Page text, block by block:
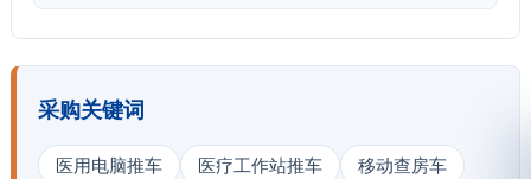
采购关键词
医用电脑推车 医疗工作站推车
移动查房车